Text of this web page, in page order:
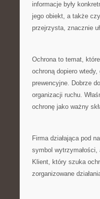
informacje były
jego obiekt, a także
przejrzysta, znacznie
Ochrona to temat,
ochroną dopiero
prewencyjne. Dobrze
organizacji ruchu.
ochronę jako ważny
Firma działająca pod
symbol
Klient, który szuka
zorganizowane